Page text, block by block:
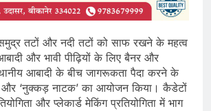
तटों और नदी तटों को साफ रखने के महत्व
और भावी पीढ़ियों के लिए बैनर और
आबादी के बीच जागरूकता पैदा करने के
और ‘नुक्कड़ नाटक’ का आयोजन किया। कैडेटों
और प्लेकार्ड मेकिंग प्रतियोगिता में भाग